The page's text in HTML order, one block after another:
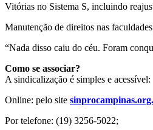
Vitórias no Sistema S, incluindo
Manutenção de direitos nas
“Nada disso caiu do céu. Foram
Como se associar?
A sindicalização é simples e acessível:
Online: pelo site
Por telefone: (19) 3256-5022;